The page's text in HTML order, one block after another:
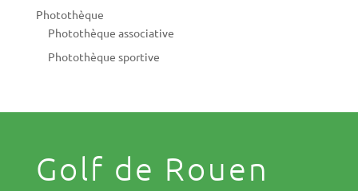
Photothèque
Photothèque associative
Photothèque sportive
Golf de Rouen